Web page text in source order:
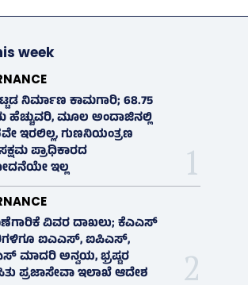
week
ನಿರ್ಮಾಣ ಕಾಮಗಾರಿ; 68.75
ಹೆಚ್ಚುವರಿ, ಮೂಲ ಅಂದಾಜಿನಲ್ಲಿ
ಇರಲಿಲ್ಲ, ಗುಣನಿಯಂತ್ರಣ
ಪ್ರಾಧಿಕಾರದ
ಇಲ್ಲ
ವಿವರ ದಾಖಲು; ಕೆಎಎಸ್
ಐಎಎಸ್‌, ಐಪಿಎಸ್‌,
ಮಾದರಿ ಅನ್ವಯ, ಭ್ರಷ್ಟರ
ಪ್ರಜಾಸೇವಾ ಇಲಾಖೆ ಆದೇಶ